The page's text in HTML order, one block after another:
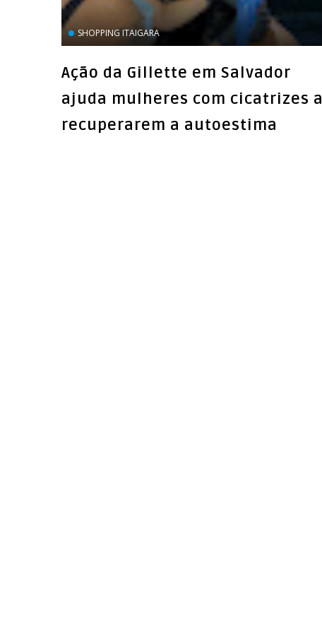
SHOPPING ITAIGARA
Ação da Gillette em Salvador
ajuda mulheres com cicatrizes a
recuperarem a autoestima